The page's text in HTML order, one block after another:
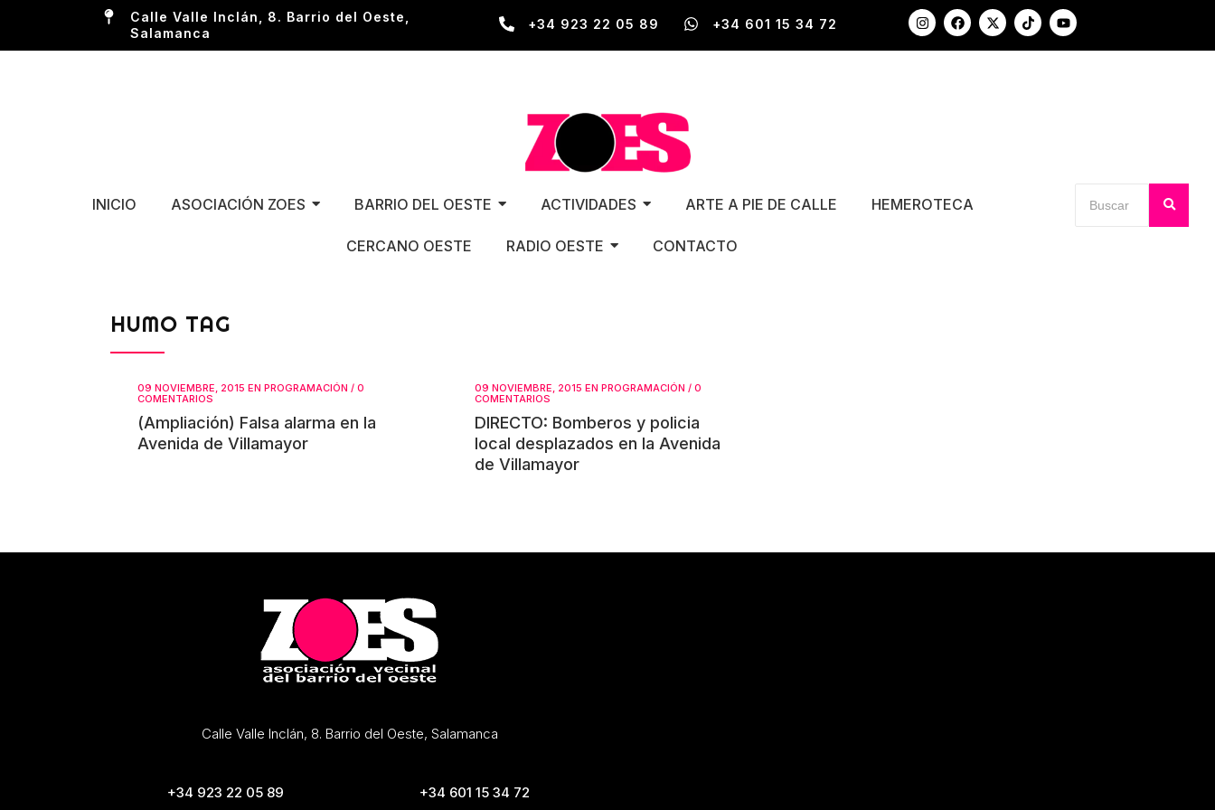
Calle Valle Inclán, 8. Barrio del Oeste,
Salamanca
+34 923 22 05 89 +34 601 15 34 72
INICIO ASOCIACIÓN ZOES BARRIO DEL OESTE ACTIVIDADES ARTE A PIE DE CALLE HEMEROTECA
CERCANO OESTE RADIO OESTE CONTACTO
HUMO TAG
09 NOVIEMBRE, 2015 EN PROGRAMACIÓN / 0
COMENTARIOS
(Ampliación) Falsa alarma en la
Avenida de Villamayor
09 NOVIEMBRE, 2015 EN PROGRAMACIÓN / 0
COMENTARIOS
DIRECTO: Bomberos y policia
local desplazados en la Avenida
de Villamayor
Calle Valle Inclán, 8. Barrio del Oeste, Salamanca
+34 923 22 05 89 +34 601 15 34 72